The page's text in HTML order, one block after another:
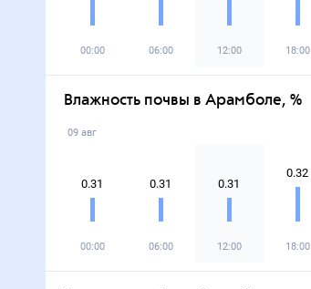
00:00 06:00 12:00 18:00
Влажность почвы в Арамболе, %
09 авг
0.31
00:00
0.31
06:00
0.31
12:00
0.32
18:00